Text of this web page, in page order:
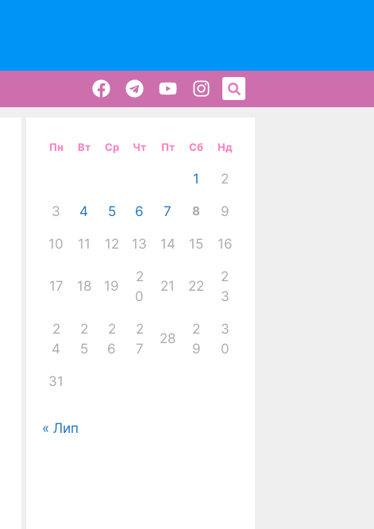
Пн Вт Ср Чт Пт Сб Нд
1 2
3 4 5 6 7 8 9
10 11 12 13 14 15 16
17 18 19
2
0
21 22
2
3
2
4
2
5
2
6
2
7
28
2
9
3
0
31
« Лип